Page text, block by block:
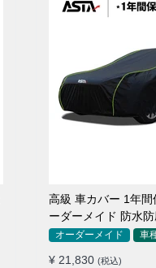
高級 車カバー 1年
ーダーメイド 防水
用オーダーメイド 車
¥ 21,830 (税込)